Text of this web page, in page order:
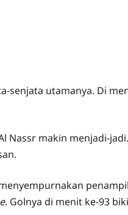
senjata utamanya. Di
Nassr makin menjadi-
. Golnya di menit ke-93